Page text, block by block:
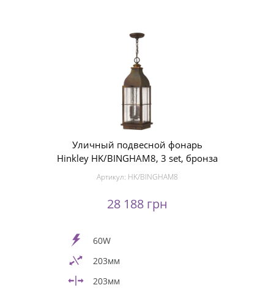
Уличный подвесной фонарь
Hinkley HK/BINGHAM8, 3 set, бронза
Артикул: HK/BINGHAM8
28 188 грн
60W
203мм
203мм